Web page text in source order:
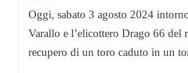
Oggi, sabato 3 agosto 2024
Varallo e l’elicottero Drago 66
recupero di un toro caduto in un